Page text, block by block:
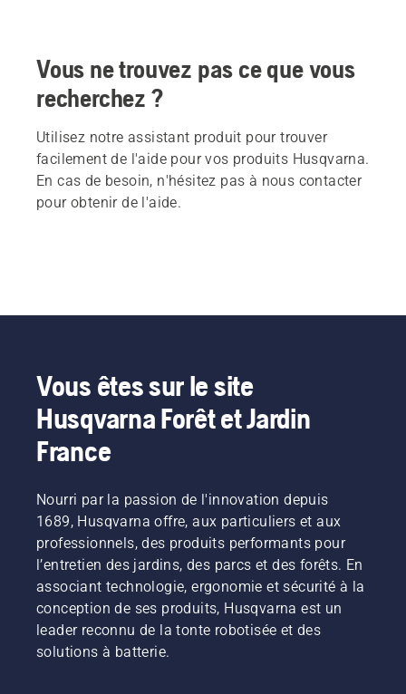
Vous ne trouvez pas ce que vous
recherchez ?
Utilisez notre assistant produit pour trouver
facilement de l'aide pour vos produits Husqvarna.
En cas de besoin, n'hésitez pas à nous contacter
pour obtenir de l'aide.
Vous êtes sur le site
Husqvarna Forêt et Jardin
France
Nourri par la passion de l'innovation depuis
1689, Husqvarna offre, aux particuliers et aux
professionnels, des produits performants pour
l’entretien des jardins, des parcs et des forêts. En
associant technologie, ergonomie et sécurité à la
conception de ses produits, Husqvarna est un
leader reconnu de la tonte robotisée et des
solutions à batterie.